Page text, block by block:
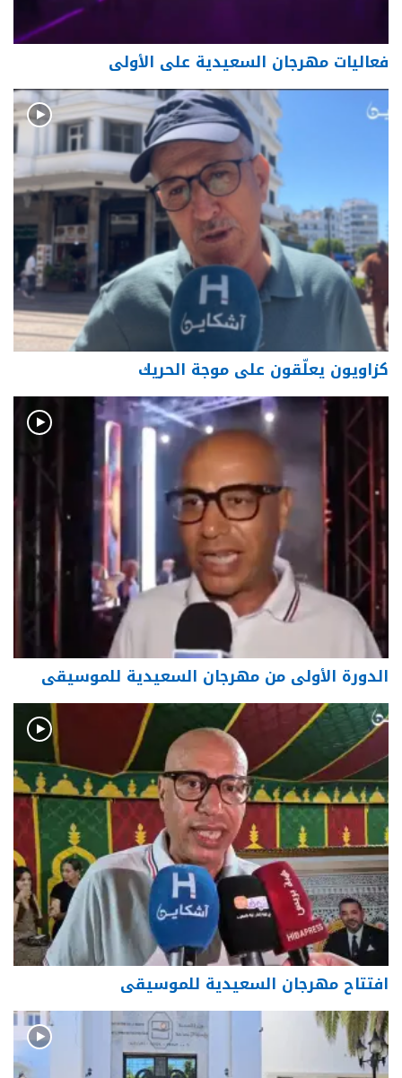
فعاليات مهرجان السعيدية على الأولى
كزاويون يعلّقون على موجة الحريك
الدورة الأولى من مهرجان السعيدية للموسيقى
افتتاح مهرجان السعيدية للموسيقى